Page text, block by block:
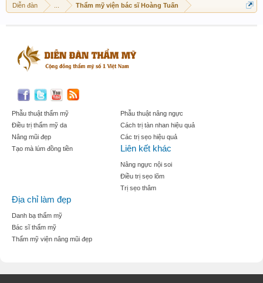
Diễn đàn Thẩm mỹ viện bác sĩ Hoàng Tuấn
Phẫu thuật thẩm mỹ
Điều trị thẩm mỹ da
Nâng mũi đẹp
Tạo mà lúm đồng tiền
Phẫu thuật nâng ngực
Cách trị tàn nhan hiệu quả
Các trị sẹo hiệu quả
Liên kết khác
Nâng ngực nội soi
Điều trị sẹo lõm
Trị sẹo thâm
Địa chỉ làm đẹp
Danh bạ thẩm mỹ
Bác sĩ thẩm mỹ
Thẩm mỹ viện nâng mũi đẹp